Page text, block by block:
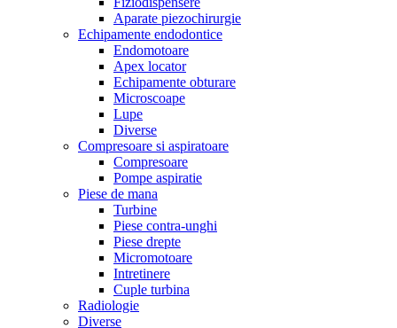
Aparate piezochirurgie
Echipamente endodontice
Endomotoare
Apex locator
Echipamente obturare
Microscoape
Lupe
Diverse
Compresoare si aspiratoare
Compresoare
Pompe aspiratie
Piese de mana
Turbine
Piese contra-unghi
Piese drepte
Micromotoare
Intretinere
Cuple turbina
Radiologie
Diverse